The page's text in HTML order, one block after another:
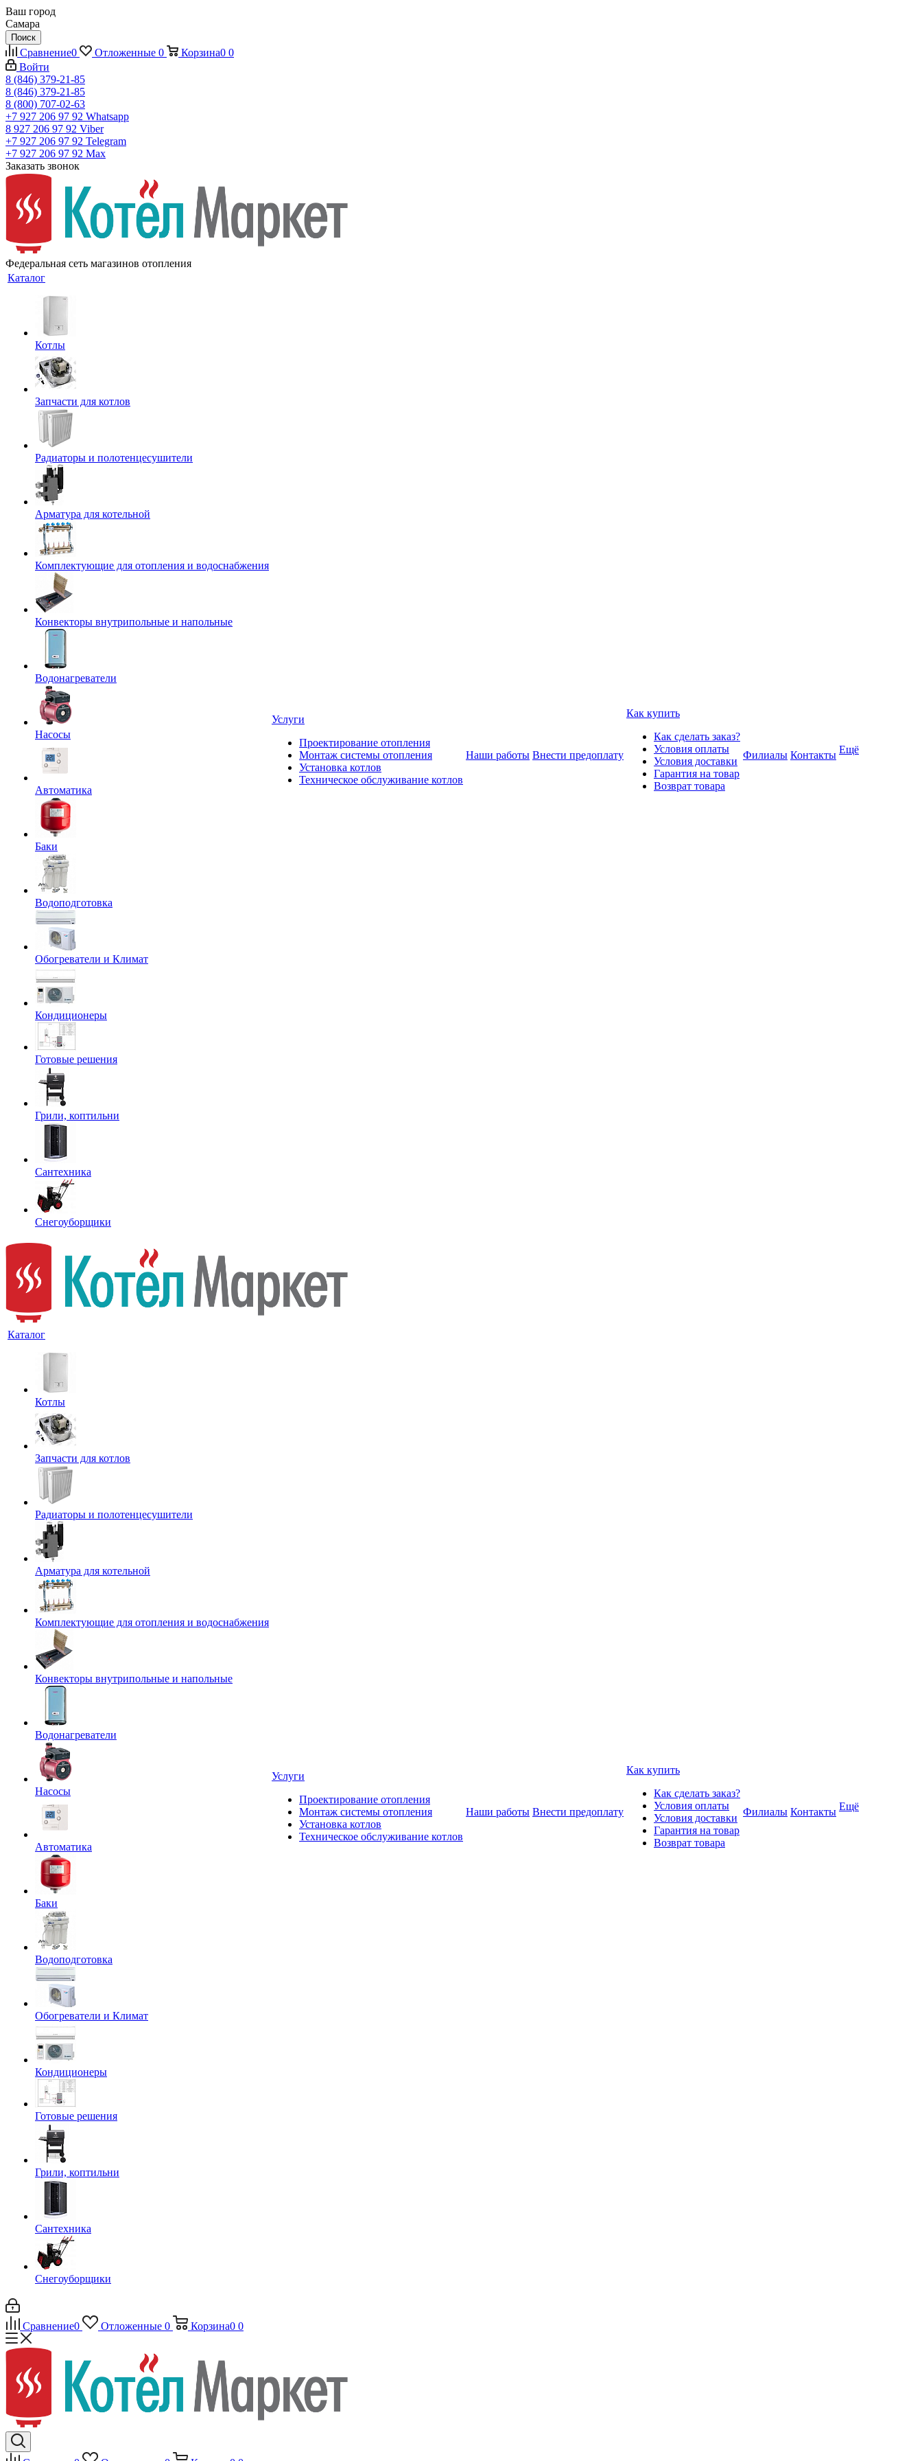
Ваш город
Самара
Поиск
Сравнение0 Отложенные 0 Корзина0 0
Войти
8 (846) 379-21-85
8 (846) 379-21-85
8 (800) 707-02-63
+7 927 206 97 92 Whatsapp
8 927 206 97 92 Viber
+7 927 206 97 92 Telegram
+7 927 206 97 92 Max
Заказать звонок
Федеральная сеть магазинов отопления
Каталог
Котлы
Запчасти для котлов
Радиаторы и полотенцесушители
Арматура для котельной
Комплектующие для отопления и водоснабжения
Конвекторы внутрипольные и напольные
Водонагреватели
Насосы
Автоматика
Баки
Водоподготовка
Обогреватели и Климат
Кондиционеры
Готовые решения
Грили, коптильни
Сантехника
Снегоуборщики
Услуги
Проектирование отопления
Монтаж системы отопления
Установка котлов
Техническое обслуживание котлов
Наши работы Внести предоплату
Как купить
Как сделать заказ?
Условия оплаты
Условия доставки
Гарантия на товар
Возврат товара
Филиалы Контакты Ещё
Каталог
Котлы
Запчасти для котлов
Радиаторы и полотенцесушители
Арматура для котельной
Комплектующие для отопления и водоснабжения
Конвекторы внутрипольные и напольные
Водонагреватели
Насосы
Автоматика
Баки
Водоподготовка
Обогреватели и Климат
Кондиционеры
Готовые решения
Грили, коптильни
Сантехника
Снегоуборщики
Услуги
Проектирование отопления
Монтаж системы отопления
Установка котлов
Техническое обслуживание котлов
Наши работы Внести предоплату
Как купить
Как сделать заказ?
Условия оплаты
Условия доставки
Гарантия на товар
Возврат товара
Филиалы Контакты Ещё
Сравнение0 Отложенные 0 Корзина0 0